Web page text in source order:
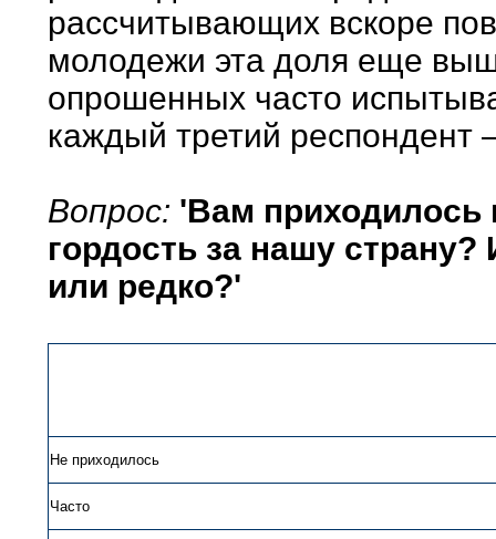
рассчитывающих вскоре
молодежи эта доля еще
опрошенных часто
каждый третий респондент
Вопрос: 'Вам приходилось
гордость за нашу
или редко?'
Не приходилось
Часто